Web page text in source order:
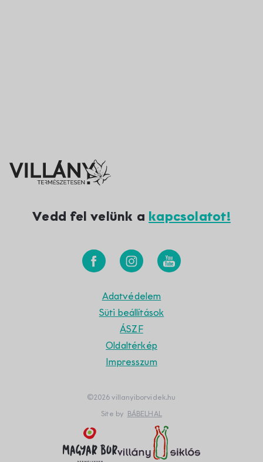
Vedd fel velünk a kapcsolatot!
Adatvédelem
Süti beállítások
ÁSZF
Oldaltérkép
Impresszum
©2026 villanyiborvidek.hu
Site by BÁBELHAL